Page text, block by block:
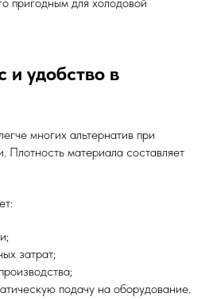
и удобство в
многих альтернатив при
Плотность материала составляет
затрат;
подачу на оборудование.